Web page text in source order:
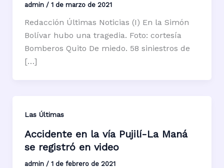
admin / 1 de marzo de 2021
Redacción Últimas Noticias (I) En la Simón
Bolívar hubo una tragedia. Foto: cortesía
Bomberos Quito De miedo. 58 siniestros de
[…]
Las Últimas
Accidente en la vía Pujilí-La Maná
se registró en video
admin / 1 de febrero de 2021